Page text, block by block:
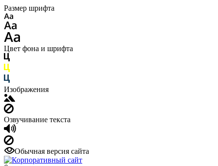
Размер шрифта
Цвет фона и шрифта
Изображения
Озвучивание текста
Обычная версия сайта